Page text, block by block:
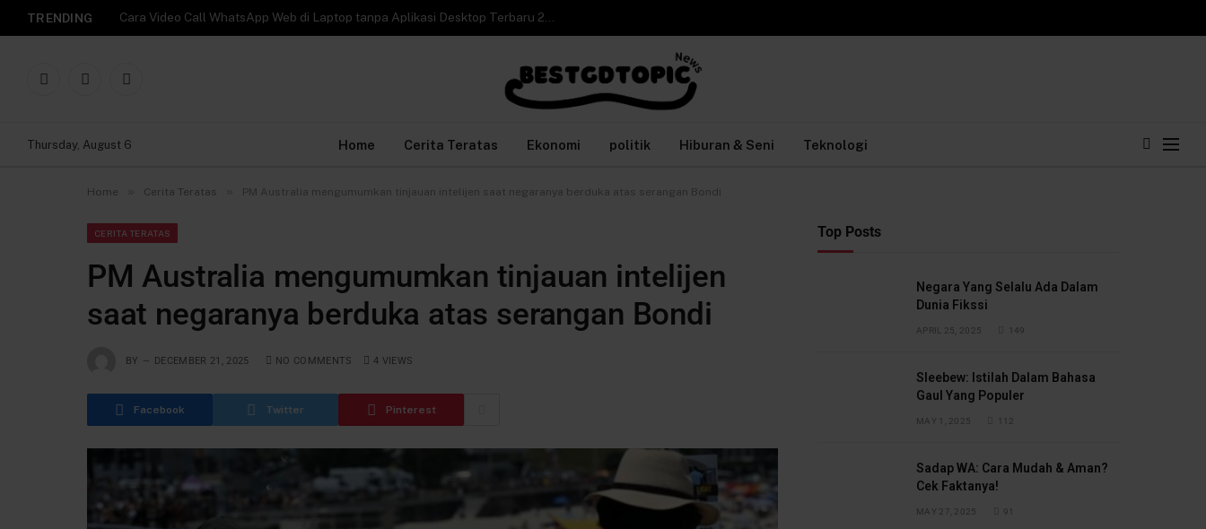
TRENDING Cara Video Call WhatsApp Web di Laptop tanpa Aplikasi Desktop Terbaru 2026
Facebook
X
Instagram
Thursday, August 6 Home Cerita Teratas Ekonomi politik Hiburan & Seni Teknologi
Home Cerita Teratas PM Australia mengumumkan tinjauan intelijen saat negaranya berduka atas serangan Bondi
CERITA TERATAS
PM Australia mengumumkan tinjauan intelijen
saat negaranya berduka atas serangan Bondi
BY DECEMBER 21, 2025 NO COMMENTS 4 VIEWS
Facebook Twitter Pinterest
Top Posts
Negara Yang Selalu Ada Dalam
Dunia Fikssi
APRIL 25, 2025 149
Sleebew: Istilah Dalam Bahasa
Gaul Yang Populer
MAY 1, 2025 112
Sadap WA: Cara Mudah & Aman?
Cek Faktanya!
MAY 27, 2025 91